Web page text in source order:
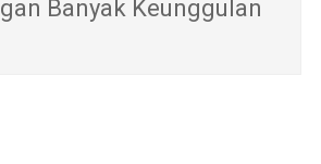
Banyak Keunggulan